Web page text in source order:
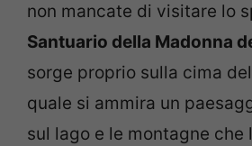
non mancate di visitare lo
Santuario della Madonna
sorge proprio sulla cima
quale si ammira un
sul lago e le montagne che